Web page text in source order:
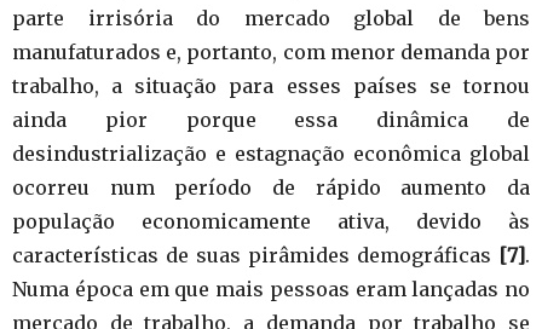
parte irrisória do mercado global de bens
manufaturados e, portanto, com menor demanda por
trabalho, a situação para esses países se tornou
ainda pior porque essa dinâmica de
desindustrialização e estagnação econômica global
ocorreu num período de rápido aumento da
população economicamente ativa, devido às
características de suas pirâmides demográficas [7].
Numa época em que mais pessoas eram lançadas no
mercado de trabalho, a demanda por trabalho se